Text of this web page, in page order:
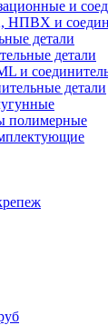
и
и
детали
детали
и
детали
полимерные